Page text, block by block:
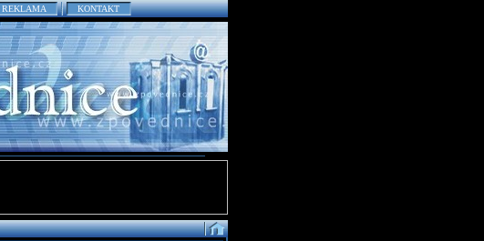
REKLAMA KONTAKT